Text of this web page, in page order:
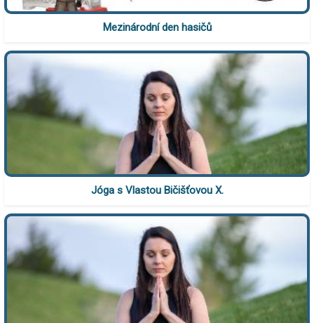
Mezinárodní den hasičů
Jóga s Vlastou Bičišťovou X.